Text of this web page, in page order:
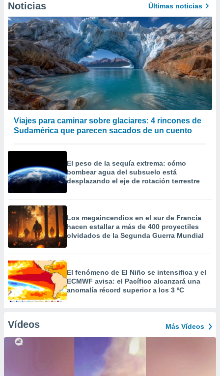
Noticias Últimas noticias
Viajes para caminar sobre glaciares: 4 rincones de
Sudamérica que parecen sacados de un cuento
El peso de la sequía extrema: cómo
bombear agua del subsuelo está
desplazando el eje de rotación terrestre
Los megaincendios en el sur de Francia
hacen estallar a más de 400 proyectiles
olvidados de la Segunda Guerra Mundial
El fenómeno de El Niño se intensifica y el
ECMWF avisa: el Pacífico alcanzará una
anomalía récord superior a los 3 ºC
Vídeos Más Vídeos